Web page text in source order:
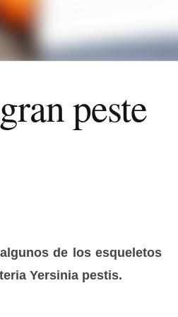
peste
de los esqueletos
Yersinia pestis.